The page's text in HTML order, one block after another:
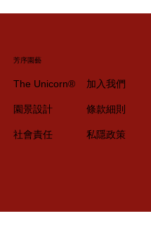
芳序園藝
The Unicorn®
園景設計
社會責任
加入我們
條款細則
私隱政策